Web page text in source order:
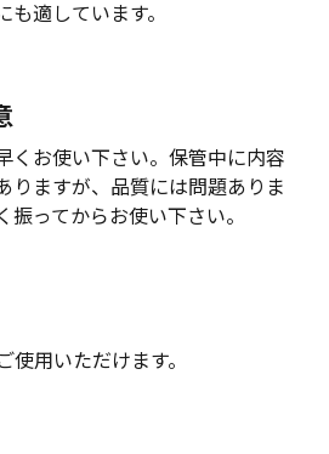
適しています。
くお使い下さい。保管中に内容
りますが、品質には問題ありま
ってからお使い下さい。
用いただけます。